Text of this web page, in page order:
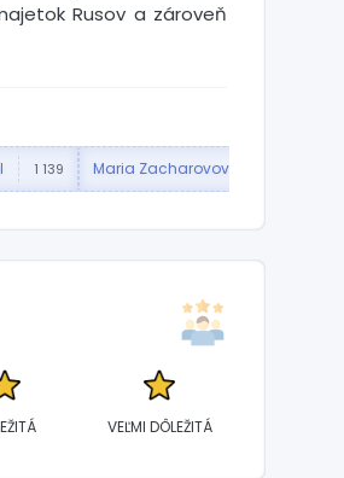
Rusov a zároveň
1 139 Maria Zacharovová
VEĽMI DÔLEŽITÁ